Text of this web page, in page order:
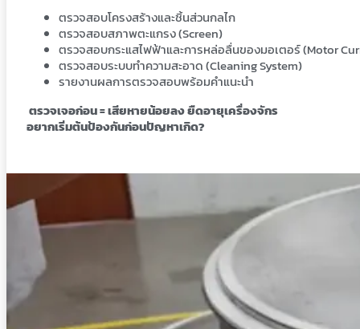
ตรวจสอบโครงสร้างและชิ้นส่วนกลไก
ตรวจสอบสภาพตะแกรง (Screen)
ตรวจสอบกระแสไฟฟ้าและการหล่อลื่นของมอเตอร์ (Motor
ตรวจสอบระบบทำความสะอาด (Cleaning System)
รายงานผลการตรวจสอบพร้อมคำแนะนำ
ตรวจเจอก่อน = เสียหายน้อยลง ยืดอายุเครื่องจักร
อยากเริ่มต้นป้องกันก่อนปัญหาเกิด?